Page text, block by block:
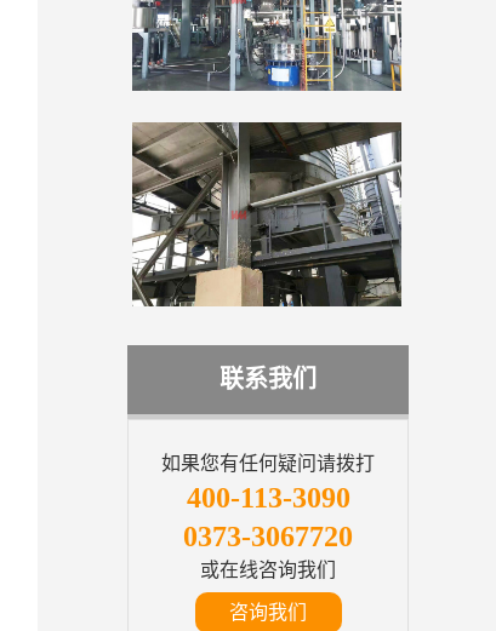
联系我们
如果您有任何疑问请拨打
400-113-3090
0373-3067720
或在线咨询我们
咨询我们